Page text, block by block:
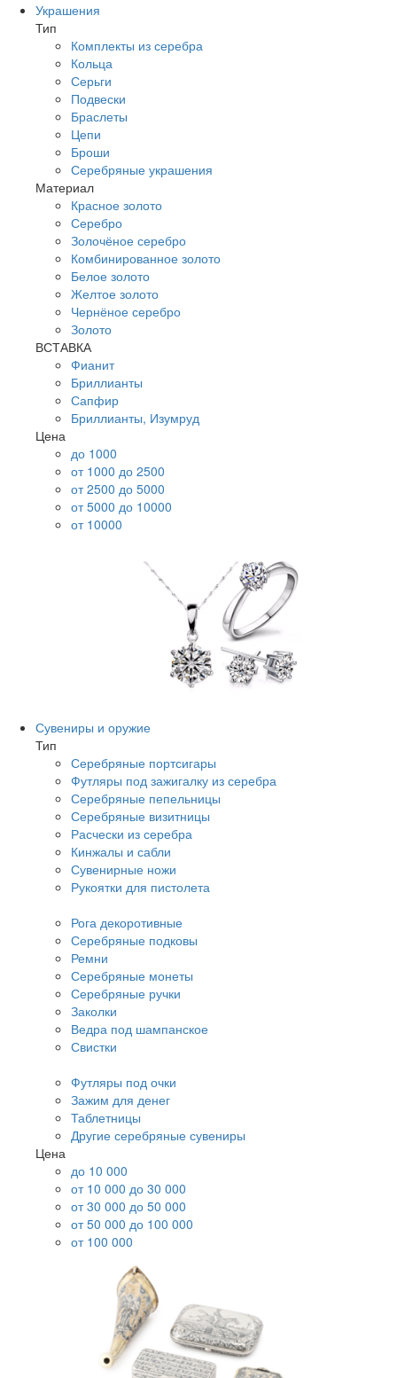
Украшения
Тип
Комплекты из серебра
Кольца
Серьги
Подвески
Браслеты
Цепи
Броши
Серебряные украшения
Материал
Красное золото
Серебро
Золочёное серебро
Комбинированное золото
Белое золото
Желтое золото
Чернёное серебро
Золото
ВСТАВКА
Фианит
Бриллианты
Сапфир
Бриллианты, Изумруд
Цена
до 1000
от 1000 до 2500
от 2500 до 5000
от 5000 до 10000
от 10000
Сувениры и оружие
Тип
Серебряные портсигары
Футляры под зажигалку из серебра
Серебряные пепельницы
Серебряные визитницы
Расчески из серебра
Кинжалы и сабли
Сувенирные ножи
Рукоятки для пистолета
Рога декоротивные
Серебряные подковы
Ремни
Серебряные монеты
Серебряные ручки
Заколки
Ведра под шампанское
Свистки
Футляры под очки
Зажим для денег
Таблетницы
Другие серебряные сувениры
Цена
до 10 000
от 10 000 до 30 000
от 30 000 до 50 000
от 50 000 до 100 000
от 100 000